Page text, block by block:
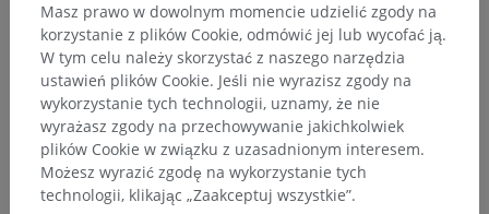
Masz prawo w dowolnym momencie udzielić zgody na
korzystanie z plików Cookie, odmówić jej lub wycofać ją.
W tym celu należy skorzystać z naszego narzędzia
ustawień plików Cookie. Jeśli nie wyrazisz zgody na
wykorzystanie tych technologii, uznamy, że nie
wyrażasz zgody na przechowywanie jakichkolwiek
plików Cookie w związku z uzasadnionym interesem.
Możesz wyrazić zgodę na wykorzystanie tych
technologii, klikając „Zaakceptuj wszystkie”.